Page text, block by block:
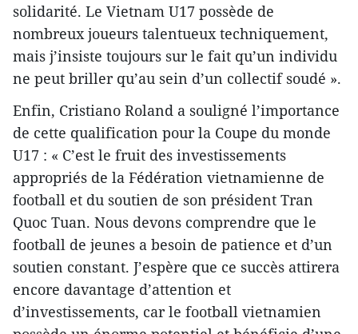
solidarité. Le Vietnam U17 possède de
nombreux joueurs talentueux techniquement,
mais j’insiste toujours sur le fait qu’un individu
ne peut briller qu’au sein d’un collectif soudé ».
Enfin, Cristiano Roland a souligné l’importance
de cette qualification pour la Coupe du monde
U17 : « C’est le fruit des investissements
appropriés de la Fédération vietnamienne de
football et du soutien de son président Tran
Quoc Tuan. Nous devons comprendre que le
football de jeunes a besoin de patience et d’un
soutien constant. J’espère que ce succès attirera
encore davantage d’attention et
d’investissements, car le football vietnamien